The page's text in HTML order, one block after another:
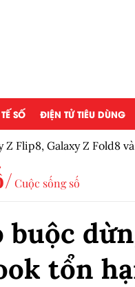
SỐ ĐIỆN TỬ TIÊU DÙNG
Flip8, Galaxy Z Fold8
Cuộc sống số
buộc
tổn